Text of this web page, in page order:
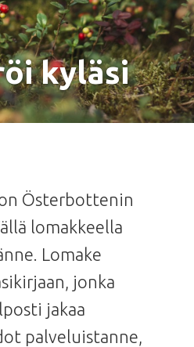
kyläsi
Österbottenin
lomakkeella
Lomake
jonka
jakaa
palveluistanne,